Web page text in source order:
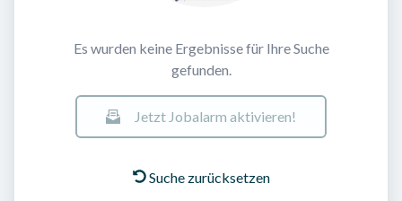
Es wurden keine Ergebnisse für Ihre Suche
gefunden.
Jetzt Jobalarm aktivieren!
Suche zurücksetzen